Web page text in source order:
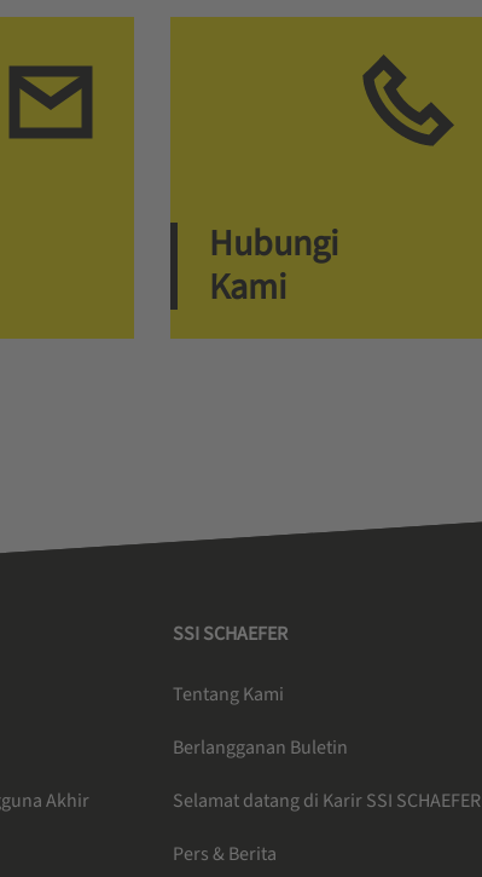
Hubungi
Kami
Akhir
SSI SCHAEFER
Tentang Kami
Berlangganan Buletin
Selamat datang di Karir SSI SCHAEFER
Pers & Berita